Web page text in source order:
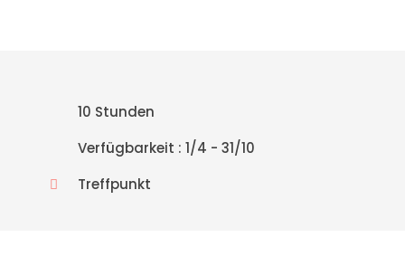
10 Stunden
Verfügbarkeit : 1/4 - 31/10
Treffpunkt